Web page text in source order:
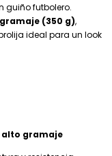
guiño futbolero.
(350 g),
ideal para un look
alto gramaje